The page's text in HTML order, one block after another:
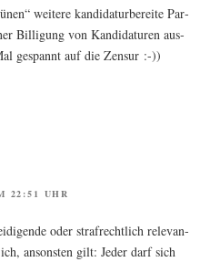
wei­te­re kan­di­da­tur­be­rei­te Par­
Bil­li­gung von Kan­di­da­tu­ren aus­
gespannt auf die Zensur :-))
22:51 UHR
oder straf­recht­lich rele­van­
ansons­ten gilt: Jeder darf sich